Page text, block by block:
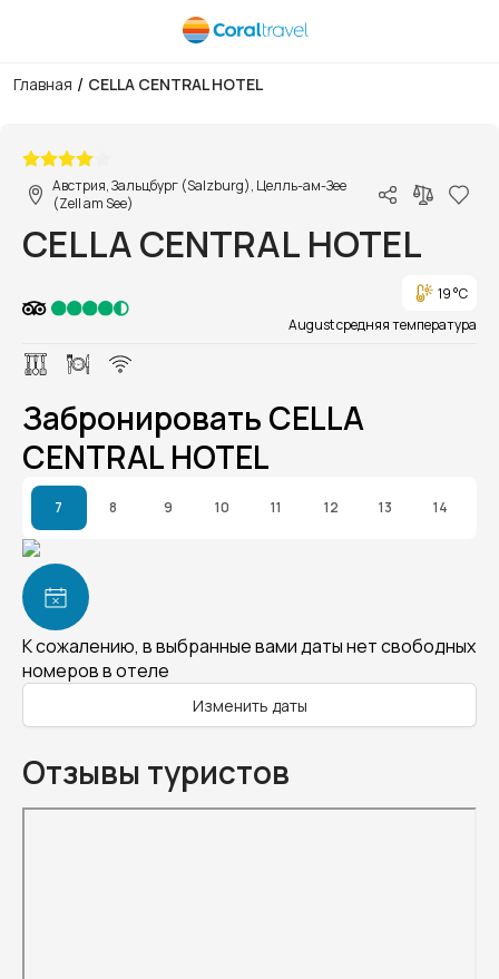
Главная / CELLA CENTRAL HOTEL
Австрия, Зальцбург (Salzburg), Целль-ам-Зее
(Zell am See)
CELLA CENTRAL HOTEL
19 °C
August средняя температура
Забронировать CELLA
CENTRAL HOTEL
7 8 9 10 11 12 13 14
К сожалению, в выбранные вами даты нет свободных
номеров в отеле
Изменить даты
Отзывы туристов